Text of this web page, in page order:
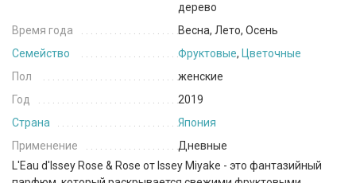
дерево
Время года
Весна, Лето, Осень
Семейство
Фруктовые, Цветочные
Пол
женские
Год
2019
Страна
Япония
Применение
Дневные
L'Eau d'Issey Rose & Rose от Issey Miyake - это фантазийный